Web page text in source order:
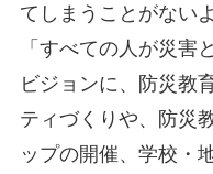
てしまうことがない
「すべての人が災害
ビジョンに、防災教
ティづくりや、防災
ップの開催、学校・